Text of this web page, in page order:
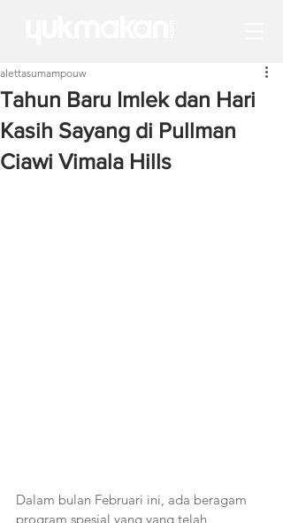
Tahun Baru Imlek dan Hari
Kasih Sayang di Pullman
Ciawi Vimala Hills
alettasumampouw
Dalam bulan Februari ini, ada beragam
program spesial yang yang telah